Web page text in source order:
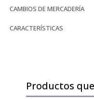
CAMBIOS DE MERCADERÍA
CARACTERÍSTICAS
Productos